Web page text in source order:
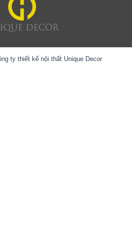
ty thiết kế nội thất Unique Decor